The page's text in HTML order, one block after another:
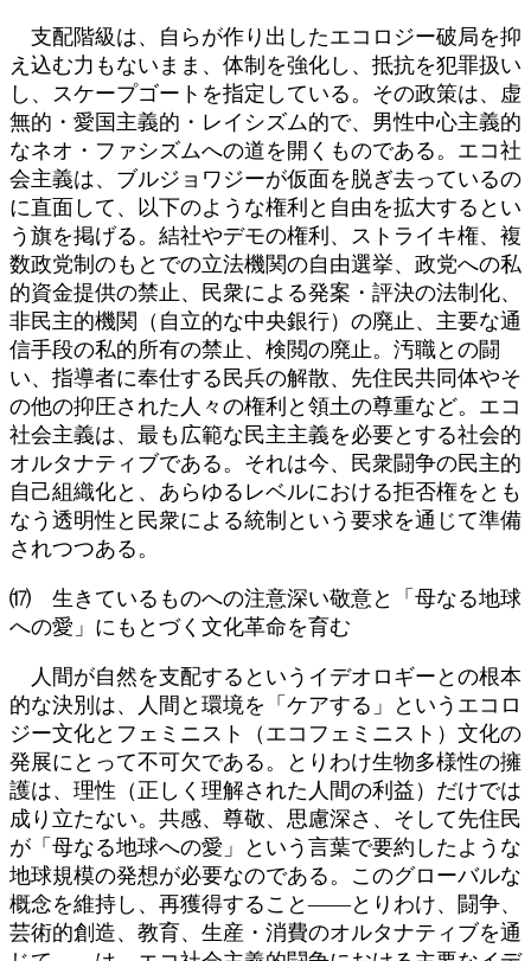
支配階級は、自らが作り出したエコロジー破局を抑
え込む力もないまま、体制を強化し、抵抗を犯罪扱い
し、スケープゴートを指定している。その政策は、虚
無的・愛国主義的・レイシズム的で、男性中心主義的
なネオ・ファシズムへの道を開くものである。エコ社
会主義は、ブルジョワジーが仮面を脱ぎ去っているの
に直面して、以下のような権利と自由を拡大するとい
う旗を掲げる。結社やデモの権利、ストライキ権、複
数政党制のもとでの立法機関の自由選挙、政党への私
的資金提供の禁止、民衆による発案・評決の法制化、
非民主的機関（自立的な中央銀行）の廃止、主要な通
信手段の私的所有の禁止、検閲の廃止。汚職との闘
い、指導者に奉仕する民兵の解散、先住民共同体やそ
の他の抑圧された人々の権利と領土の尊重など。エコ
社会主義は、最も広範な民主主義を必要とする社会的
オルタナティブである。それは今、民衆闘争の民主的
自己組織化と、あらゆるレベルにおける拒否権をとも
なう透明性と民衆による統制という要求を通じて準備
されつつある。
⒄ 生きているものへの注意深い敬意と「母なる地球
への愛」にもとづく文化革命を育む
人間が自然を支配するというイデオロギーとの根本
的な決別は、人間と環境を「ケアする」というエコロ
ジー文化とフェミニスト（エコフェミニスト）文化の
発展にとって不可欠である。とりわけ生物多様性の擁
護は、理性（正しく理解された人間の利益）だけでは
成り立たない。共感、尊敬、思慮深さ、そして先住民
が「母なる地球への愛」という言葉で要約したような
地球規模の発想が必要なのである。このグローバルな
概念を維持し、再獲得すること――とりわけ、闘争、
芸術的創造、教育、生産・消費のオルタナティブを通